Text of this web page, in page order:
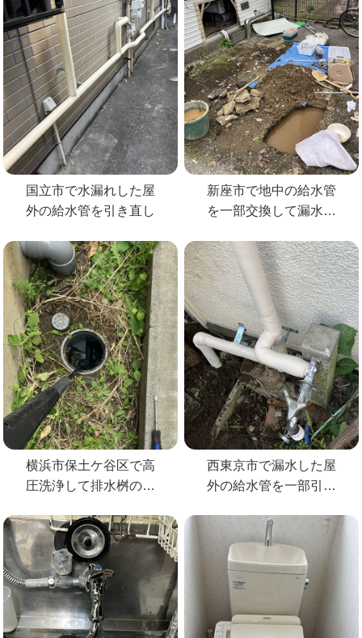
国立市で水漏れした屋
外の給水管を引き直し
新座市で地中の給水管
を一部交換して漏水修
横浜市保土ケ谷区で高
圧洗浄して排水桝の詰
西東京市で漏水した屋
外の給水管を一部引き